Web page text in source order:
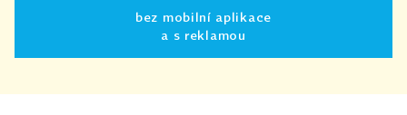
bez mobilní aplikace
a s reklamou